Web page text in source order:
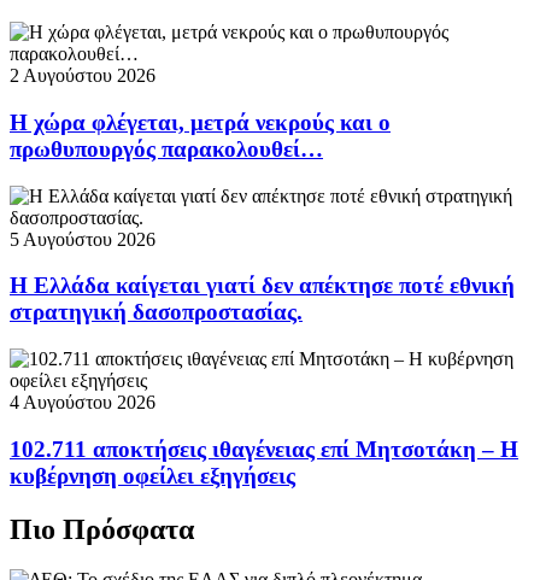
2 Αυγούστου 2026
Η χώρα φλέγεται, μετρά νεκρούς και ο
πρωθυπουργός παρακολουθεί…
5 Αυγούστου 2026
Η Ελλάδα καίγεται γιατί δεν απέκτησε ποτέ εθνική
στρατηγική δασοπροστασίας.
4 Αυγούστου 2026
102.711 αποκτήσεις ιθαγένειας επί Μητσοτάκη – Η
κυβέρνηση οφείλει εξηγήσεις
Πιο Πρόσφατα